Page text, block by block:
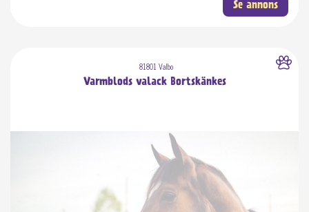
Se annons
81801 Valbo
Varmblods valack Bortskänkes